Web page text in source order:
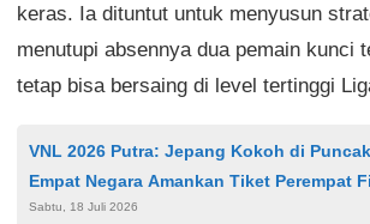
keras. Ia dituntut untuk menyusun
menutupi absennya dua pemain kunci
tetap bisa bersaing di level tertinggi
VNL 2026 Putra: Jepang Kokoh di
Empat Negara Amankan Tiket Perempat
Sabtu, 18 Juli 2026